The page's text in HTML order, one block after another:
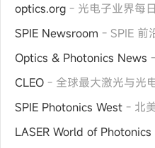
optics.org - 光电子业界每
SPIE Newsroom - SPIE 前
Optics & Photonics News
CLEO - 全球最大激光与光
SPIE Photonics West - 北
LASER World of Photonics